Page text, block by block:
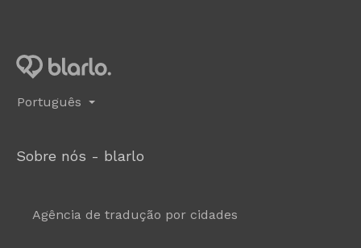
Português
Sobre nós - blarlo
Agência de tradução por cidades